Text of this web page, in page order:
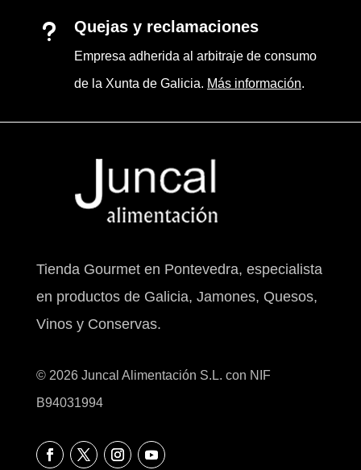
u Quejas y reclamaciones
Empresa adherida al arbitraje de consumo
de la Xunta de Galicia. Más información.
Tienda Gourmet en Pontevedra, especialista
en productos de Galicia, Jamones, Quesos,
Vinos y Conservas.
© 2026 Juncal Alimentación S.L. con NIF
B94031994